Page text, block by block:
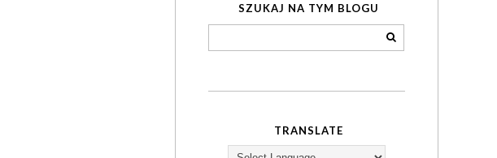
SZUKAJ NA TYM BLOGU
TRANSLATE